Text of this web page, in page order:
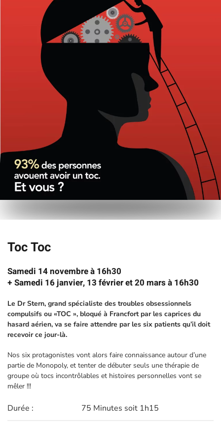
Toc Toc
Samedi 14 novembre à 16h30
+ Samedi 16 janvier, 13 février et 20 mars à 16h30
Le Dr Stern, grand spécialiste des troubles obsessionnels
compulsifs ou «TOC », bloqué à Francfort par les caprices du
hasard aérien, va se faire attendre par les six patients qu’il doit
recevoir ce jour-là.
Nos six protagonistes vont alors faire connaissance autour d’une
partie de Monopoly, et tenter de débuter seuls une thérapie de
groupe où tocs incontrôlables et histoires personnelles vont se
mêler !!!
Durée : 75 Minutes soit 1h15